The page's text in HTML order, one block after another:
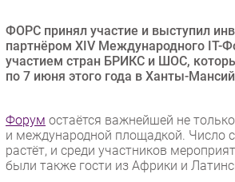
Торговые сети
Оборудование
ПО
Кадры
Регулирование
Финансы
ФОРС принял участие и выступил
партнёром XIV Международного IT-
участием стран БРИКС и ШОС,
по 7 июня этого года в Ханты-
Форум остаётся важнейшей не
и международной площадкой. Число
растёт, и среди участников
были также гости из Африки и